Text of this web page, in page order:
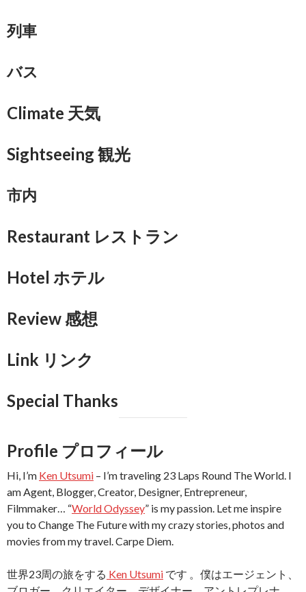
列車
バス
Climate 天気
Sightseeing 観光
市内
Restaurant レストラン
Hotel ホテル
Review 感想
Link リンク
Special Thanks
Profile プロフィール
Hi, I’m Ken Utsumi – I’m traveling 23 Laps Round The World. I
am Agent, Blogger, Creator, Designer, Entrepreneur,
Filmmaker… “World Odyssey” is my passion. Let me inspire
you to Change The Future with my crazy stories, photos and
movies from my travel. Carpe Diem.
世界23周の旅をする Ken Utsumi です 。僕はエージェント、